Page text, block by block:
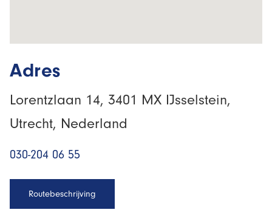
Adres
Lorentzlaan 14, 3401 MX IJsselstein,
Utrecht, Nederland
030-204 06 55
Routebeschrijving